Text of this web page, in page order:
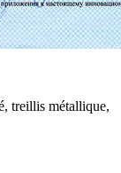
treillis métallique,